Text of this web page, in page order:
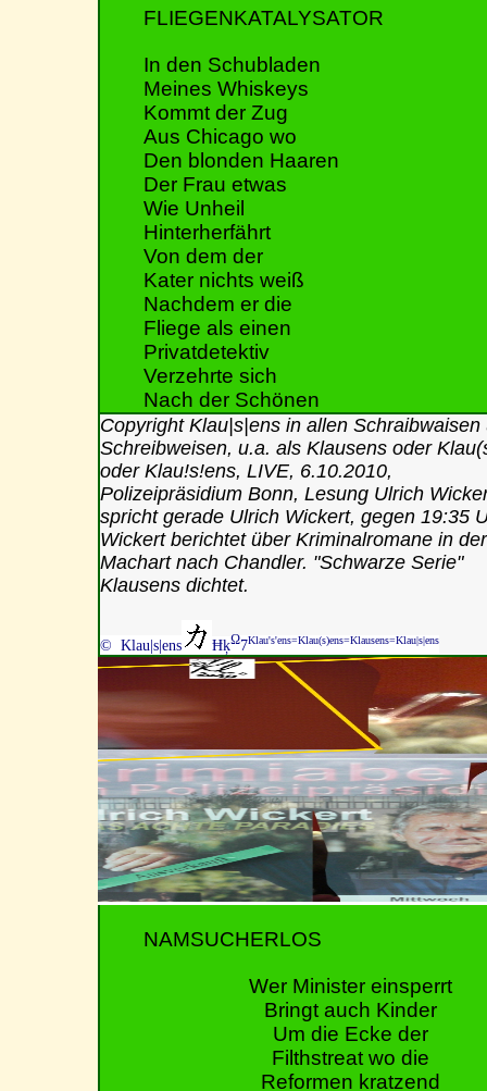
FLIEGENKATALYSATOR
In den Schubladen
Meines Whiskeys
Kommt der Zug
Aus Chicago wo
Den blonden Haaren
Der Frau etwas
Wie Unheil
Hinterherfährt
Von dem der
Kater nichts weiß
Nachdem er die
Fliege als einen
Privatdetektiv
Verzehrte sich
Nach der Schönen
Copyright Klau|s|ens in allen Schraibwaisen
Schreibweisen, u.a. als Klausens oder
oder Klau!s!ens, LIVE, 6.10.2010,
Polizeipräsidium Bonn, Lesung Ulrich
spricht gerade Ulrich Wickert, gegen 19:35
Wickert berichtet über Kriminalromane in der
Machart nach Chandler. "Schwarze Serie"
Klausens dichtet.
© Klau|s|ens ĦķΩ7Klau's'ens=Klau(s)ens=Klausens=Klau|s|ens
NAMSUCHERLOS
Wer Minister einsperrt
Bringt auch Kinder
Um die Ecke der
Filthstreat wo die
Reformen kratzend